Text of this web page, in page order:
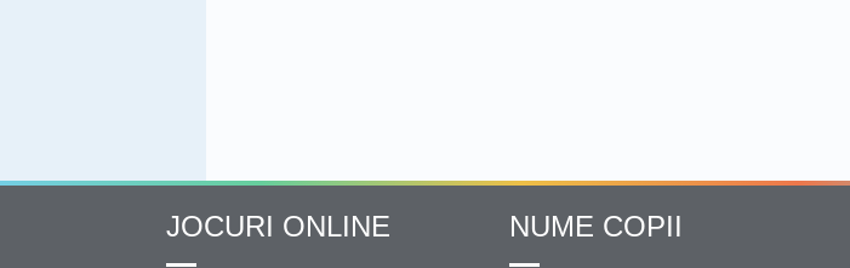
JOCURI ONLINE NUME COPII